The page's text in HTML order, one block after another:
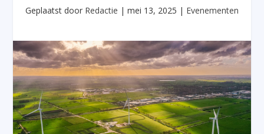
Geplaatst door Redactie | mei 13, 2025 | Evenementen